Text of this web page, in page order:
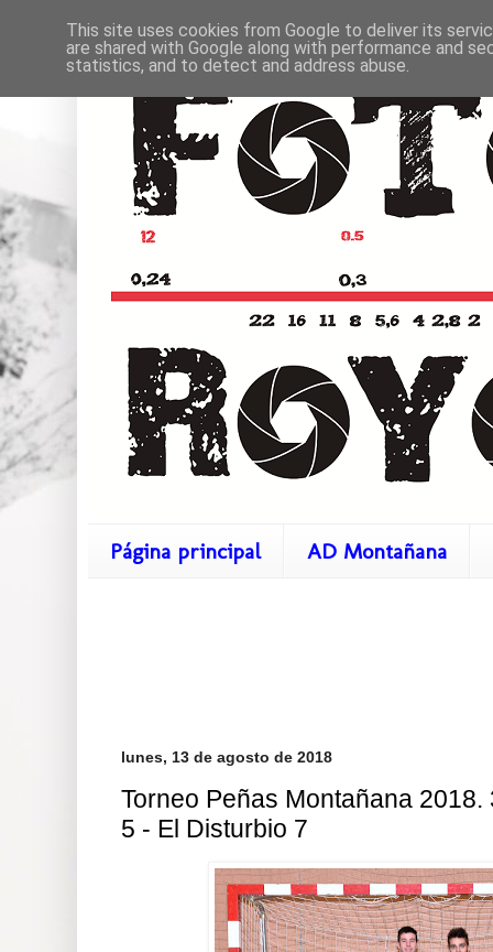
Página principal AD Montañana
lunes, 13 de agosto de 2018
Torneo Peñas Montañana 2018.
5 - El Disturbio 7
This site uses cookies from Google to deliver its
are shared with Google along with performance and
statistics, and to detect and address abuse.